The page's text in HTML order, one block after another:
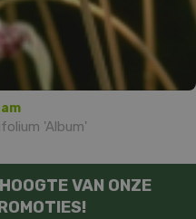
'Album'
VAN ONZE